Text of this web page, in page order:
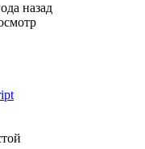
назад